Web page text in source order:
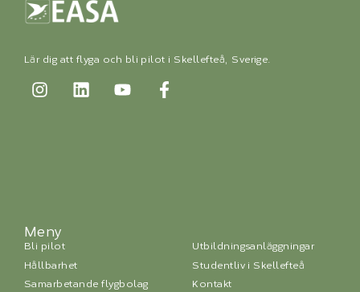
Meny
Bli pilot
Utbildningsanläggningar
Hållbarhet
Studentliv i Skellefteå
Samarbetande flygbolag
Kontakt
Lär dig att flyga och bli pilot i Skellefteå, Sverige.